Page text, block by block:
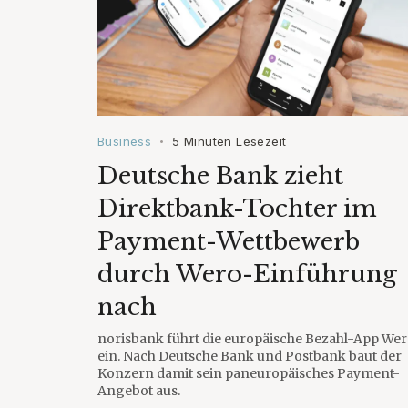
Business • 5 Minuten Lesezeit
Deutsche Bank zieht
Direktbank-Tochter im
Payment-Wettbewerb
durch Wero-Einführung
nach
norisbank führt die europäische Bezahl-App
ein. Nach Deutsche Bank und Postbank baut der
Konzern damit sein paneuropäisches Payment-
Angebot aus.